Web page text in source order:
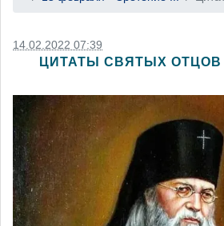
14.02.2022 07:39
ЦИТАТЫ СВЯТЫХ ОТЦОВ